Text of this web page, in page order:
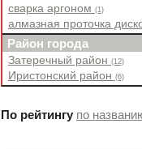
сварка аргоном (1)
алмазная проточка
Район города
Затеречный район (12)
Иристонский район (6)
По рейтингу по